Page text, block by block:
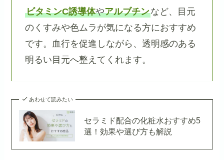
ビタミンC誘導体やアルブチンなど、目元
のくすみや色ムラが気になる方におすすめ
です。血行を促進しながら、透明感のある
明るい目元へ整えてくれます。
あわせて読みたい
セラミド配合の化粧水おすすめ5
選！効果や選び方も解説